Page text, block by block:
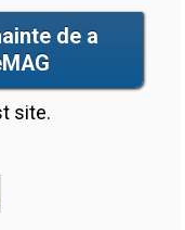
de a
site.